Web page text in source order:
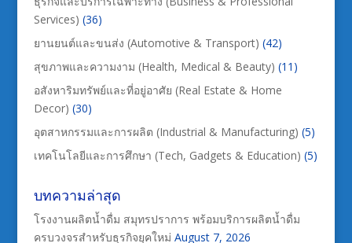
Services) (36)
ยานยนต์และขนส่ง (Automotive & Transport) (42)
สุขภาพและความงาม (Health, Medical & Beauty) (11)
อสังหาริมทรัพย์และที่อยู่อาศัย (Real Estate & Home
Decor) (30)
อุตสาหกรรมและการผลิต (Industrial & Manufacturing) (5)
เทคโนโลยีและการศึกษา (Tech, Gadgets & Education) (5)
บทความล่าสุด
โรงงานผลิตน้ำดื่ม สมุทรปราการ พร้อมบริการผลิตน้ำดื่ม
ครบวงจรสำหรับธุรกิจยุคใหม่ August 7, 2026